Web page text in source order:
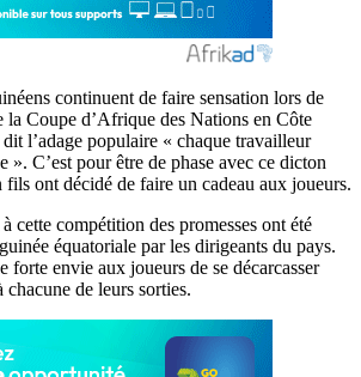
continuent de faire sensation lors de
la Coupe d’Afrique des Nations en Côte
l’adage populaire « chaque travailleur
». C’est pour être de phase avec ce dicton
fils ont décidé de faire un cadeau aux joueurs.
cette compétition des promesses ont été
équatoriale par les dirigeants du pays.
forte envie aux joueurs de se décarcasser
de leurs sorties.